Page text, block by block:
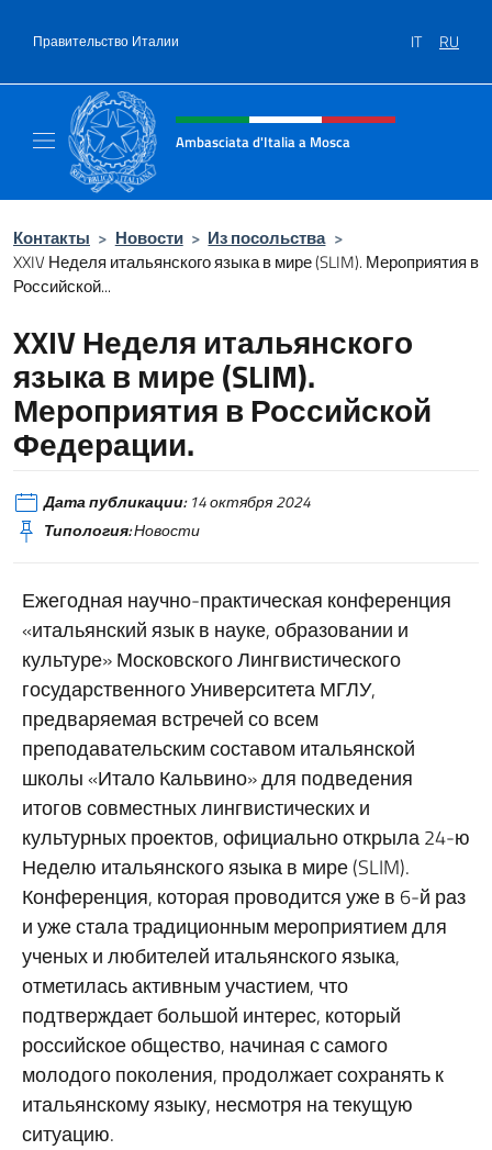
Правительство Италии IT RU
Шапка сайта, соцсети и
Ambasciata d'Italia a Mosca
Контакты > Новости > Из посольства >
XXIV Неделя итальянского языка в мире (SLIM). Мероприятия в
Российской...
XXIV Неделя итальянского
языка в мире (SLIM).
Мероприятия в Российской
Федерации.
Дата публикации:14 октября 2024
Типология:Новости
Ежегодная научно-практическая конференция
«итальянский язык в науке, образовании и
культуре» Московского Лингвистического
государственного Университета МГЛУ,
предваряемая встречей со всем
преподавательским составом итальянской
школы «Итало Кальвино» для подведения
итогов совместных лингвистических и
культурных проектов, официально открыла 24-ю
Неделю итальянского языка в мире (SLIM).
Конференция, которая проводится уже в 6-й раз
и уже стала традиционным мероприятием для
ученых и любителей итальянского языка,
отметилась активным участием, что
подтверждает большой интерес, который
российское общество, начиная с самого
молодого поколения, продолжает сохранять к
итальянскому языку, несмотря на текущую
ситуацию.